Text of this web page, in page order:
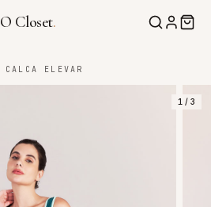
O Closet.
CALCA ELEVAR
1 / 3